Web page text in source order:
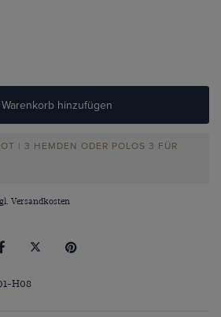
hinzufügen
| 3 HEMDEN ODER POLOS 3 FÜR
Versandkosten
H08